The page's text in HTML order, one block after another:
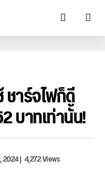
ชาร์จไฟก็ดี
บาทเท่านั้น!
2024| 4,272 Views